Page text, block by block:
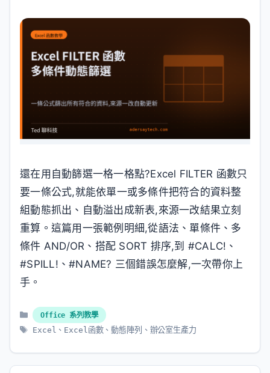
還在用自動篩選一格一格點?Excel FILTER 函數只
要一條公式,就能依單一或多條件把符合的資料整
組動態抓出、自動溢出成新表,來源一改結果立刻
重算。這篇用一張範例明細,從語法、單條件、多
條件 AND/OR、搭配 SORT 排序,到 #CALC!、
#SPILL!、#NAME? 三個錯誤怎麼解,一次帶你上
手。
分
類
Office 系列教學
標
Excel 、 Excel函數、動態陣列 、 辦公室生產力